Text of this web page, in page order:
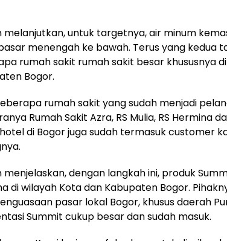
melanjutkan, untuk targetnya, air minum
menengah ke bawah. Terus yang kedua
rumah sakit rumah sakit besar khususnya
Bogor.
rumah sakit yang sudah menjadi
Rumah Sakit Azra, RS Mulia, RS Hermina
di Bogor juga sudah termasuk customer
menjelaskan, dengan langkah ini, produk
di wilayah Kota dan Kabupaten Bogor.
pasar lokal Bogor, khusus daerah
Summit cukup besar dan sudah masuk.